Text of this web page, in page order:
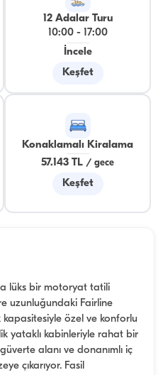
12 Adalar Turu
10:00-
17:00
İncele
Keşfet
Konaklamalı Kiralama
57.143 TL /gece
Keşfet
lüks bir motoryat tatili
uzunluğundaki Fairline
özel ve konforlu
yataklı kabinleriyle rahat bir
alanı ve donanımlı iç
çıkarıyor. Fasil